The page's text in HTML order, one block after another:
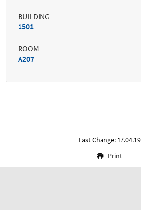
BUILDING
1501
ROOM
A207
Last Change: 17.04.19
Print